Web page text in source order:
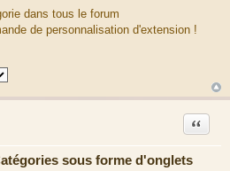
dans tous le forum
de personnalisation d'extension !
sous forme d'onglets
Citation